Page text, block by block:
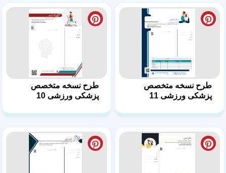
طرح نسخه متخصص
پزشکی ورزشی 9
طرح نسخه متخصص
پزشکی ورزشی 8